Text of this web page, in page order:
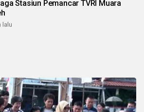
Stasiun Pemancar TVRI Muara
lalu